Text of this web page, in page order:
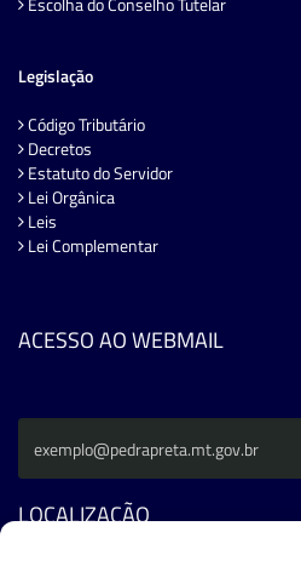
Legislação
Código Tributário
Decretos
Estatuto do Servidor
Lei Orgânica
Leis
Lei Complementar
ACESSO AO WEBMAIL
LOCALIZAÇÃO